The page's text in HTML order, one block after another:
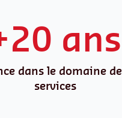
ans
dans le domaine
services